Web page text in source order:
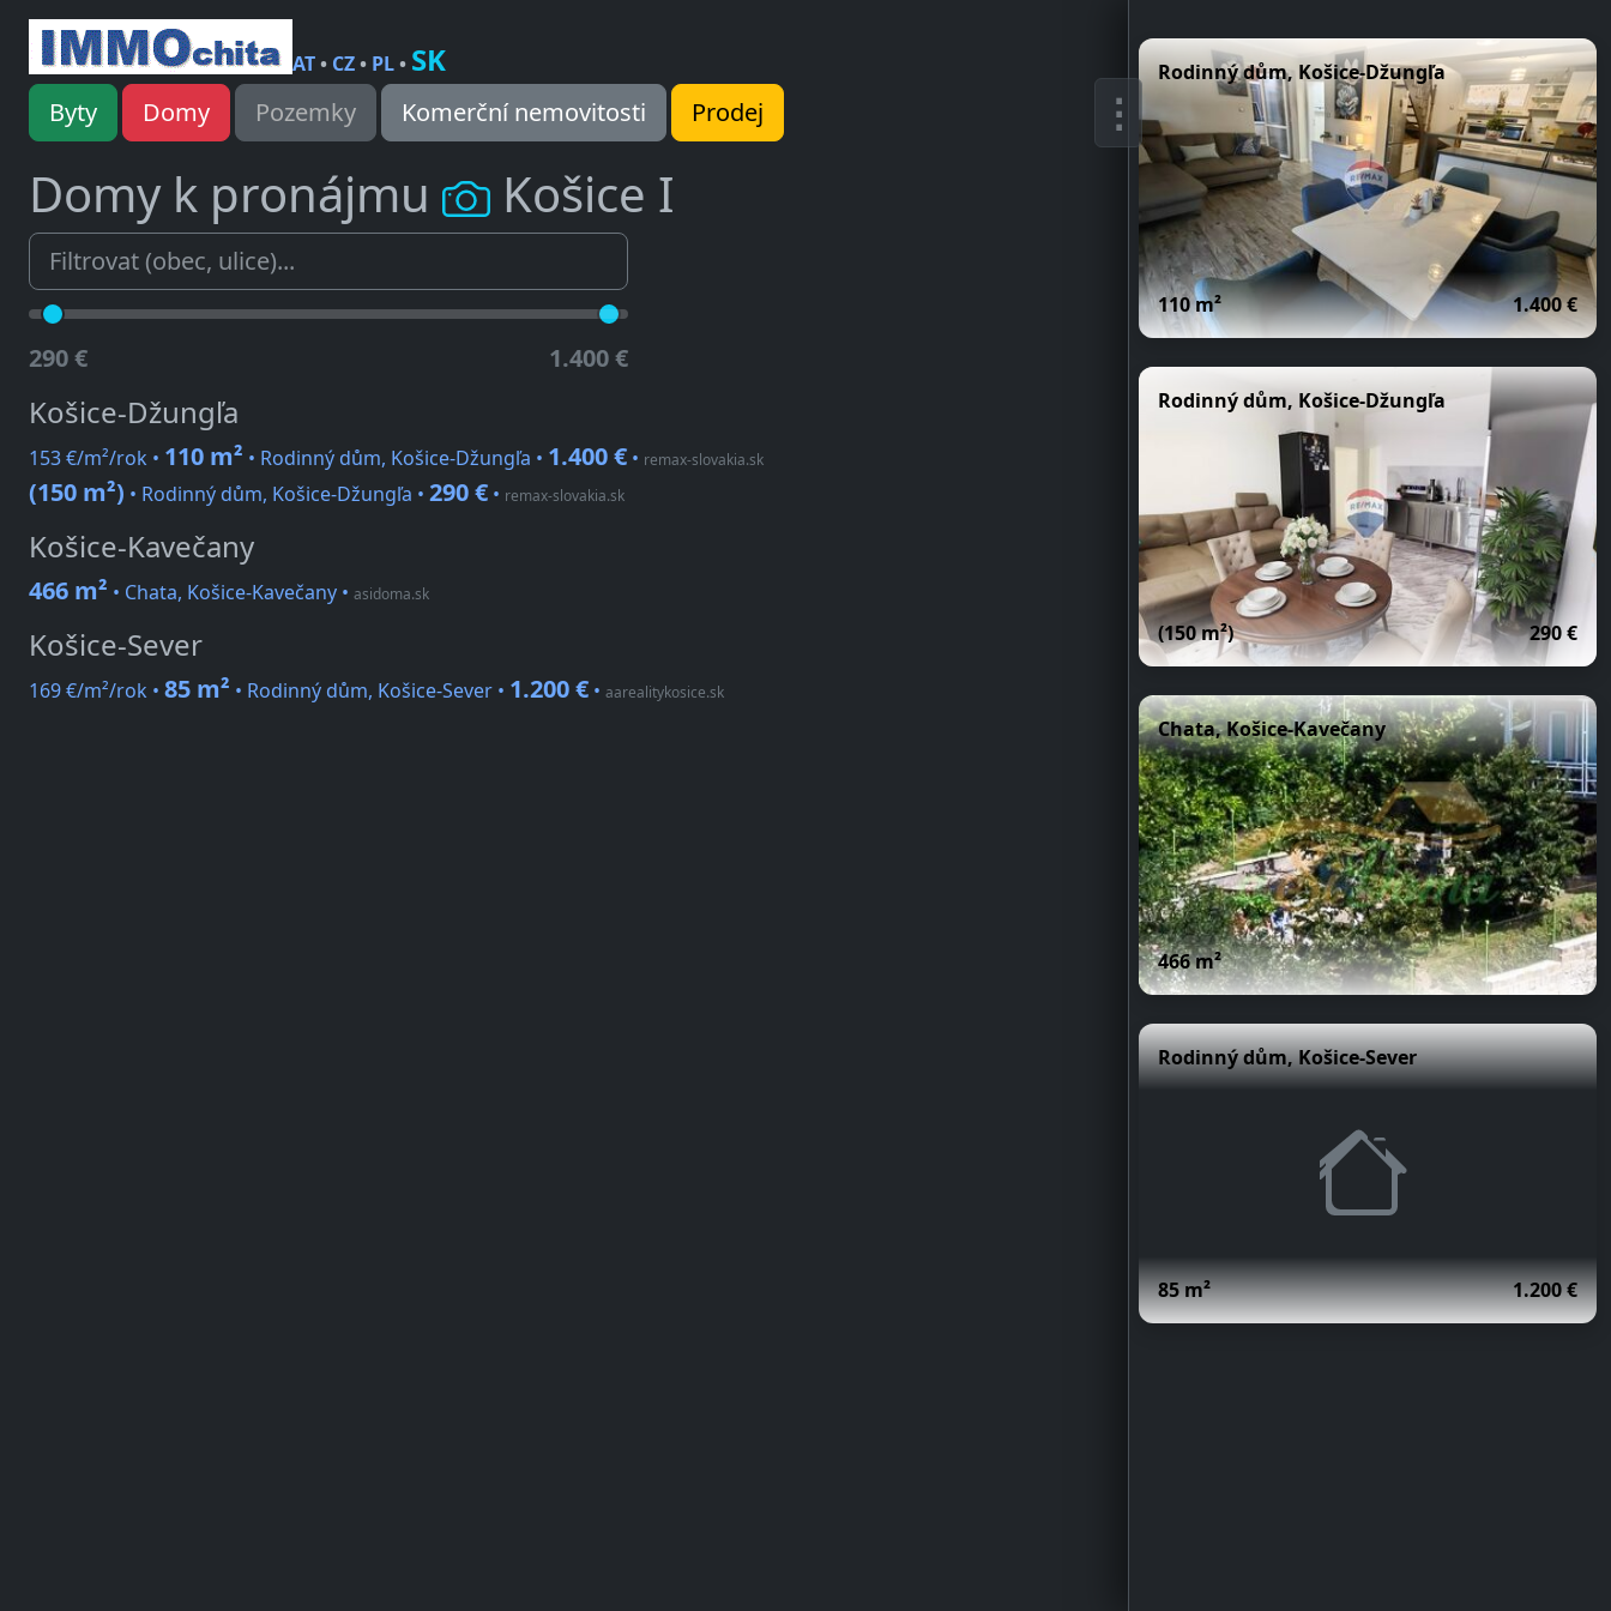
AT• CZ• PL• SK
Byty Domy Pozemky Komerční nemovitosti Prodej
Domy k pronájmu Košice I
290 € 1.400 €
Košice-Džungľa
153 €/m²/rok • 110 m² • Rodinný dům, Košice-Džungľa • 1.400 € • remax-slovakia.sk
(150 m²) • Rodinný dům, Košice-Džungľa • 290 € • remax-slovakia.sk
Košice-Kavečany
466 m² • Chata, Košice-Kavečany • asidoma.sk
Košice-Sever
169 €/m²/rok • 85 m² • Rodinný dům, Košice-Sever • 1.200 € • aarealitykosice.sk